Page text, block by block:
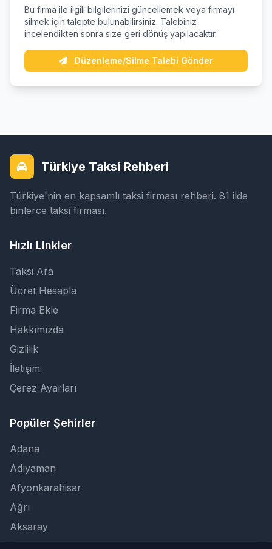
Bu firma ile ilgili bilgilerinizi güncellemek veya firmayı
silmek için talepte bulunabilirsiniz. Talebiniz
incelendikten sonra size geri dönüş yapılacaktır.
Düzenleme/Silme Talebi Gönder
Türkiye Taksi Rehberi
Türkiye'nin en kapsamlı taksi firması rehberi. 81 ilde
binlerce taksi firması.
Hızlı Linkler
Taksi Ara
Ücret Hesapla
Firma Ekle
Hakkımızda
Gizlilik
İletişim
Çerez Ayarları
Popüler Şehirler
Adana
Adıyaman
Afyonkarahisar
Ağrı
Aksaray